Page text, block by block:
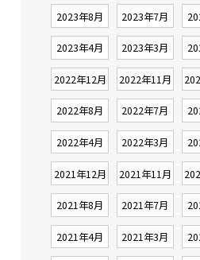
2023年8月 2023年7月
2023年4月 2023年3月
2022年12月 2022年11月
2022年8月 2022年7月
2022年4月 2022年3月
2021年12月 2021年11月
2021年8月 2021年7月
2021年4月 2021年3月